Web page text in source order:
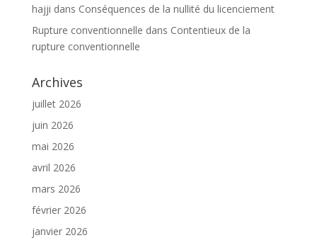
hajji dans Conséquences de la nullité du licenciement
Rupture conventionnelle dans Contentieux de la
rupture conventionnelle
Archives
juillet 2026
juin 2026
mai 2026
avril 2026
mars 2026
février 2026
janvier 2026